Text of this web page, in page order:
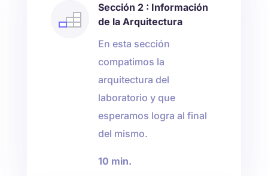
Sección 2 : Información
de la Arquitectura
En esta sección
compatimos la
arquitectura del
laboratorio y que
esperamos logra al final
del mismo.
10 min.